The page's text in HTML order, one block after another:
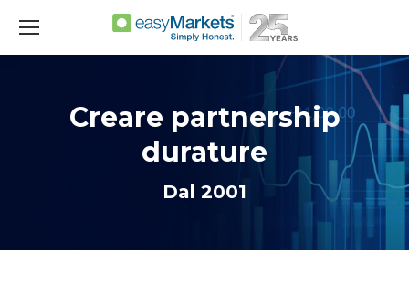
Creare partnership
durature
Dal 2001